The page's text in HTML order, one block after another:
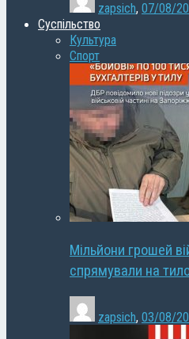
zapsich, 07/08/
Суспільство
Культура
Спорт
Мільйони грошей
спрямували на
zapsich, 03/08/